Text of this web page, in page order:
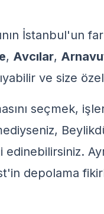
İstanbul'un
, Avcılar,
ve size
seçmek,
depolama